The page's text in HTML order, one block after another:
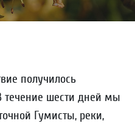
получилось
течение шести дней мы
Гумисты, реки,